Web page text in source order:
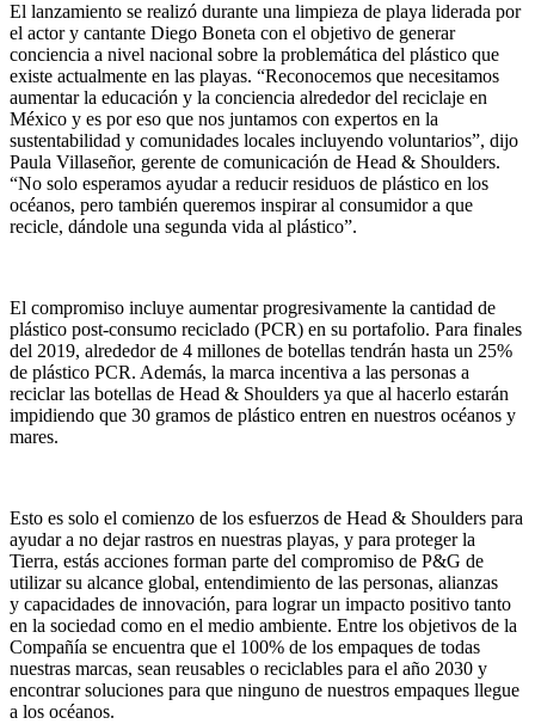
El lanzamiento se realizó durante una limpieza de playa liderada por
el actor y cantante Diego Boneta con el objetivo de generar
conciencia a nivel nacional sobre la problemática del plástico que
existe actualmente en las playas. “Reconocemos que necesitamos
aumentar la educación y la conciencia alrededor del reciclaje en
México y es por eso que nos juntamos con expertos en la
sustentabilidad y comunidades locales incluyendo voluntarios”, dijo
Paula Villaseñor, gerente de comunicación de Head & Shoulders.
“No solo esperamos ayudar a reducir residuos de plástico en los
océanos, pero también queremos inspirar al consumidor a que
recicle, dándole una segunda vida al plástico”.
El compromiso incluye aumentar progresivamente la cantidad de
plástico post-consumo reciclado (PCR) en su portafolio. Para finales
del 2019, alrededor de 4 millones de botellas tendrán hasta un 25%
de plástico PCR. Además, la marca incentiva a las personas a
reciclar las botellas de Head & Shoulders ya que al hacerlo estarán
impidiendo que 30 gramos de plástico entren en nuestros océanos y
mares.
Esto es solo el comienzo de los esfuerzos de Head & Shoulders para
ayudar a no dejar rastros en nuestras playas, y para proteger la
Tierra, estás acciones forman parte del compromiso de P&G de
utilizar su alcance global, entendimiento de las personas, alianzas
y capacidades de innovación, para lograr un impacto positivo tanto
en la sociedad como en el medio ambiente. Entre los objetivos de la
Compañía se encuentra que el 100% de los empaques de todas
nuestras marcas, sean reusables o reciclables para el año 2030 y
encontrar soluciones para que ninguno de nuestros empaques llegue
a los océanos.